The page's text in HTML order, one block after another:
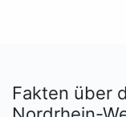
Fakten über